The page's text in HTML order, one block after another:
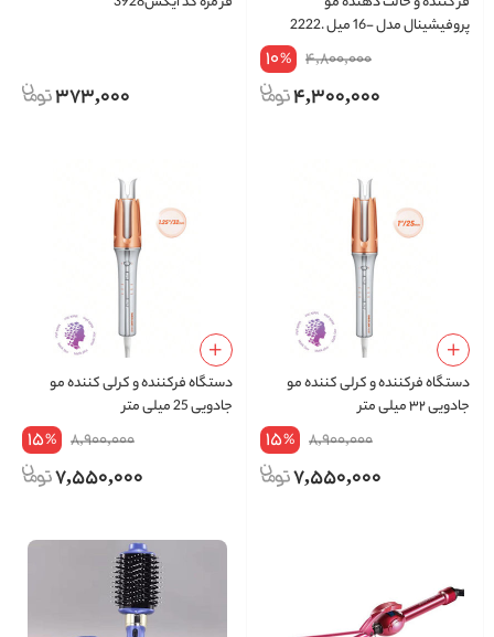
پروفیشینال مدل -16 میل .2222
4,800,000
10%
4,300,000
373,000
دستگاه فرکننده و کرلی کننده مو
جادویی ۳۲ میلی متر
8,900,000
15%
7,550,000
دستگاه فرکننده و کرلی کننده مو
جادویی 25 میلی متر
8,900,000
15%
7,550,000